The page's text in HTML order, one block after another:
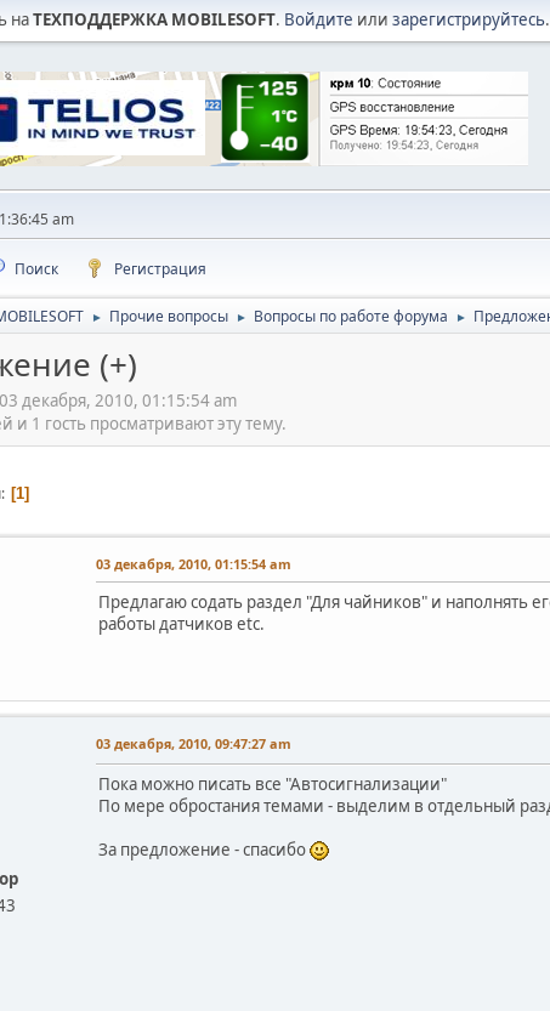
наТЕХПОДДЕРЖКА MOBILESOFT. Войдите или зарегистрируйтесь.
am
Поиск Регистрация
► Прочие вопросы ► Вопросы по работе форума ►
(+)
декабря, 2010, 01:15:54 am
и 1 гость просматривают эту тему.
1
03 декабря, 2010, 01:15:54 am
Предлагаю содать раздел "Для чайников" и
работы датчиков etc.
03 декабря, 2010, 09:47:27 am
Пока можно писать все "Автосигнализации"
По мере обростания темами - выделим в отдельный
За предложение - спасибо